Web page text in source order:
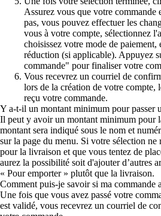
Assurez vous que votre commande
pas, vous pouvez effectuer les
vous à votre compte, sélectionnez
choisissez votre mode de paiement,
réduction (si applicable). Appuyez
commande" pour finaliser votre
Vous recevrez un courriel de
lors de la création de votre compte,
reçu votre commande.
Y a-t-il un montant minimum pour passer
Il peut y avoir un montant minimum pour
montant sera indiqué sous le nom et
sur la page du menu. Si votre sélection
pour la livraison et que vous tentez de
aurez la possibilité soit d'ajouter d’autres
« Pour emporter » plutôt que la livraison.
Comment puis-je savoir si ma commande
Une fois que vous avez passé votre
est validé, vous recevrez un courriel de